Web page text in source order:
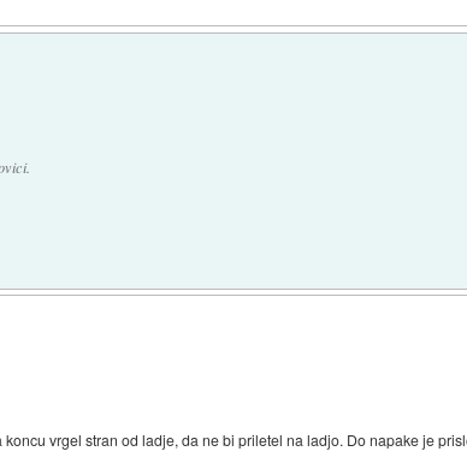
vrgel stran od ladje, da ne bi priletel na ladjo. Do napake je